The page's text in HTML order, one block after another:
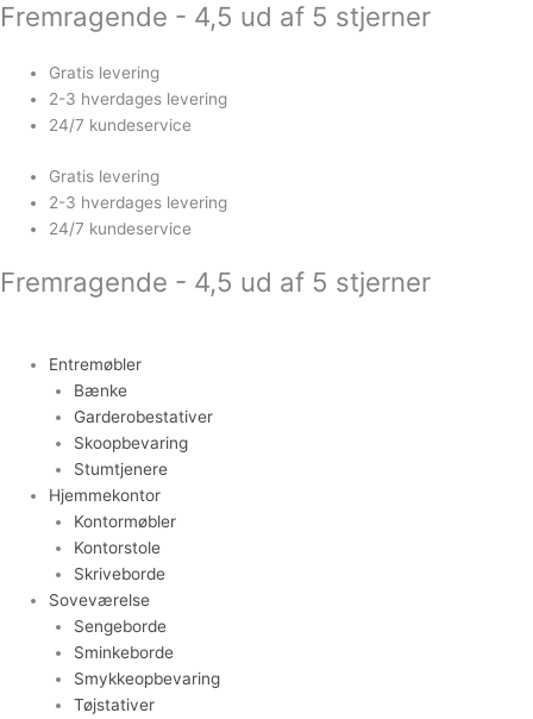
Gå
indholdet
Fremragende - 4,5 ud af 5 stjerner
Gratis levering
2-3 hverdages levering
24/7 kundeservice
Gratis levering
2-3 hverdages levering
24/7 kundeservice
Fremragende - 4,5 ud af 5 stjerner
Entremøbler
Bænke
Garderobestativer
Skoopbevaring
Stumtjenere
Hjemmekontor
Kontormøbler
Kontorstole
Skriveborde
Soveværelse
Sengeborde
Sminkeborde
Smykkeopbevaring
Tøjstativer